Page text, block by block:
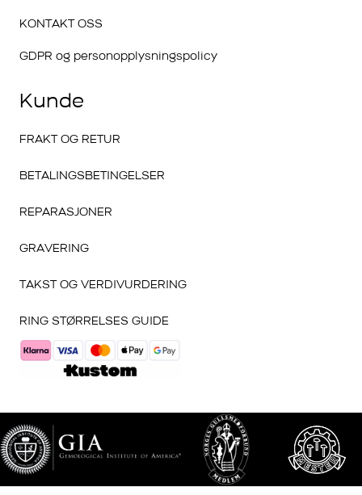
KONTAKT OSS
GDPR og personopplysningspolicy
Kunde
FRAKT OG RETUR
BETALINGSBETINGELSER
REPARASJONER
GRAVERING
TAKST OG VERDIVURDERING
RING STØRRELSES GUIDE